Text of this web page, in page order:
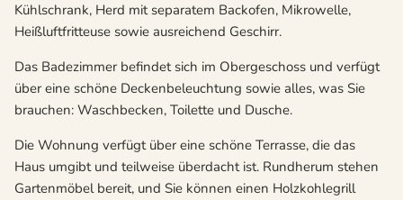
Kühlschrank, Herd mit separatem Backofen, Mikrowelle,
Heißluftfritteuse sowie ausreichend Geschirr.
Das Badezimmer befindet sich im Obergeschoss und verfügt
über eine schöne Deckenbeleuchtung sowie alles, was Sie
brauchen: Waschbecken, Toilette und Dusche.
Die Wohnung verfügt über eine schöne Terrasse, die das
Haus umgibt und teilweise überdacht ist. Rundherum stehen
Gartenmöbel bereit, und Sie können einen Holzkohlegrill